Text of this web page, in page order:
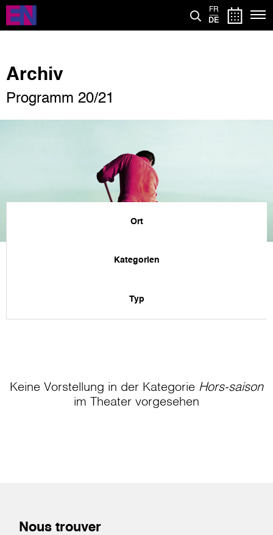
Direkt
zum
Inhalt
FR
DE
Archiv
Programm 20/21
Ort
Kategorien
Typ
Keine Vorstellung in der Kategorie Hors-saison
im Theater vorgesehen
Nous trouver